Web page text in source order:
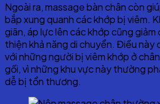
Ngoài ra, massage bàn chân còn
bắp xung quanh các khớp bị viêm.
giãn, áp lực lên các khớp cũng giảm
thiện khả năng di chuyển. Điều
với những người bị viêm khớp ở
gối, vì những khu vực này thường
dễ bị tổn thương.